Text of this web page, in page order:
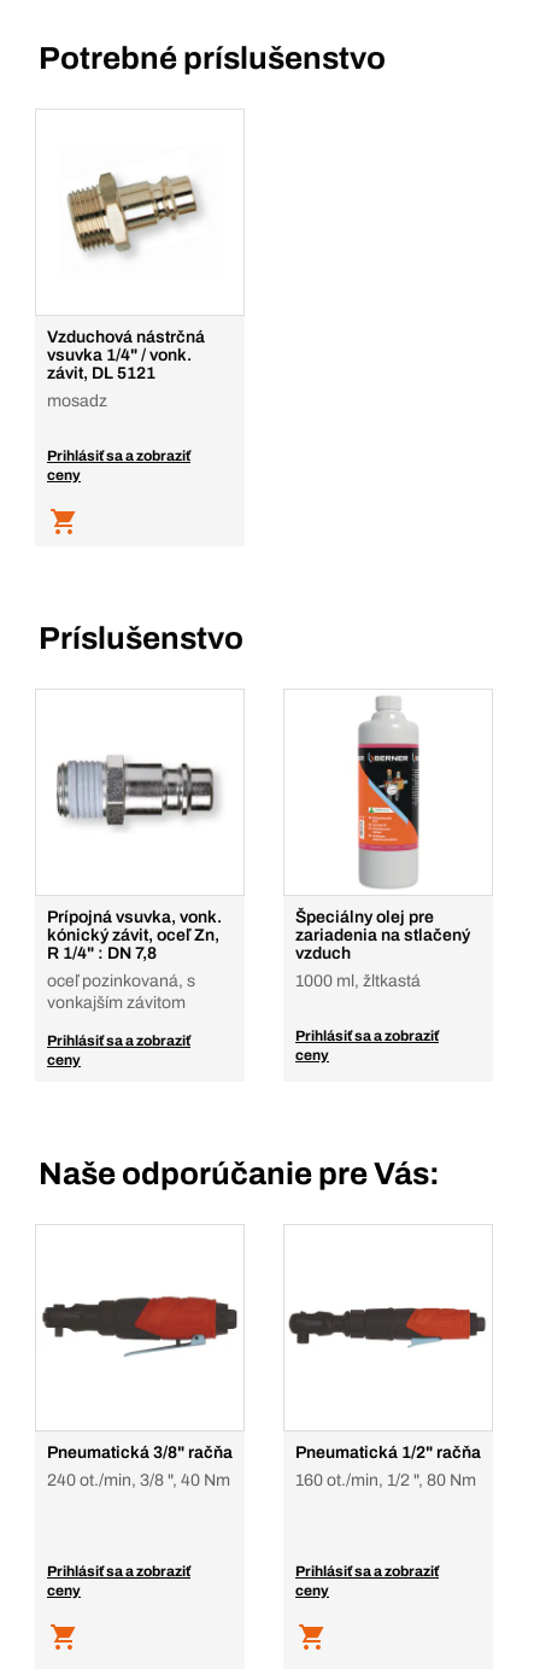
Potrebné príslušenstvo
Vzduchová nástrčná
vsuvka 1/4" / vonk.
závit, DL 5121
mosadz
Prihlásiť sa a zobraziť
ceny
Príslušenstvo
Prípojná vsuvka, vonk.
kónický závit, oceľ Zn,
R 1/4" : DN 7,8
oceľ pozinkovaná, s
vonkajším závitom
Prihlásiť sa a zobraziť
ceny
Špeciálny olej pre
zariadenia na stlačený
vzduch
1000 ml, žltkastá
Prihlásiť sa a zobraziť
ceny
Naše odporúčanie pre Vás:
Pneumatická 3/8" račňa
240 ot./min, 3/8 ", 40 Nm
Prihlásiť sa a zobraziť
ceny
Pneumatická 1/2" račňa
160 ot./min, 1/2 ", 80 Nm
Prihlásiť sa a zobraziť
ceny